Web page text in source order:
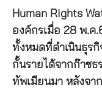
Human Rights
องค์กรเมื่อ 28 พ.ค
ทั้งหมดที่ดำเนินธุรกิ
กั้นรายได้จากก๊าซธ
ทัพเมียนมา หลังจา